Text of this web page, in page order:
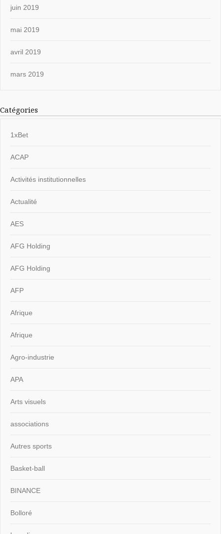
juin 2019
mai 2019
avril 2019
mars 2019
Catégories
1xBet
ACAP
Activités institutionnelles
Actualité
AES
AFG Holding
AFG Holding
AFP
Afrique
Afrique
Agro-industrie
APA
Arts visuels
associations
Autres sports
Basket-ball
BINANCE
Bolloré